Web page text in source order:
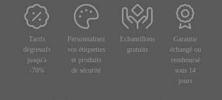
Tarifs
dégressifs
jusqu'à
-70%
Personnalisez
vos étiquettes
et produits
de sécurité
Echantillons
gratuits
Garantie
échangé ou
remboursé
sous 14
jours